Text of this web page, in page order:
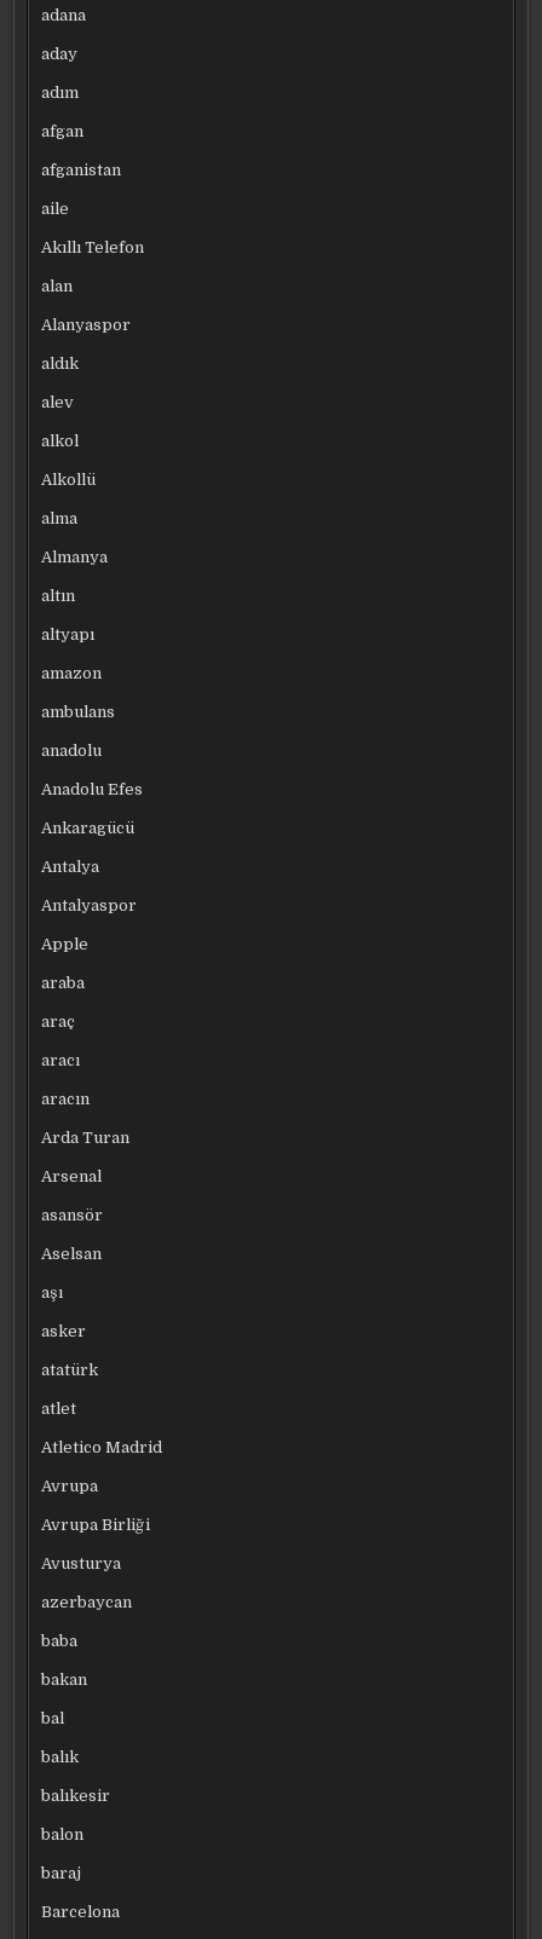
adana
aday
adım
afgan
afganistan
aile
Akıllı Telefon
alan
Alanyaspor
aldık
alev
alkol
Alkollü
alma
Almanya
altın
altyapı
amazon
ambulans
anadolu
Anadolu Efes
Ankaragücü
Antalya
Antalyaspor
Apple
araba
araç
aracı
aracın
Arda Turan
Arsenal
asansör
Aselsan
aşı
asker
atatürk
atlet
Atletico Madrid
Avrupa
Avrupa Birliği
Avusturya
azerbaycan
baba
bakan
bal
balık
balıkesir
balon
baraj
Barcelona